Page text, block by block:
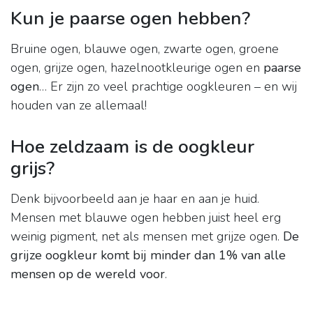
Kun je paarse ogen hebben?
Bruine ogen, blauwe ogen, zwarte ogen, groene
ogen, grijze ogen, hazelnootkleurige ogen en paarse
ogen… Er zijn zo veel prachtige oogkleuren – en wij
houden van ze allemaal!
Hoe zeldzaam is de oogkleur
grijs?
Denk bijvoorbeeld aan je haar en aan je huid.
Mensen met blauwe ogen hebben juist heel erg
weinig pigment, net als mensen met grijze ogen. De
grijze oogkleur komt bij minder dan 1% van alle
mensen op de wereld voor.